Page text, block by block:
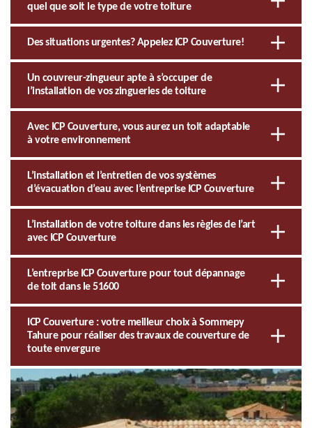
quel que soit le type de votre toiture
Des situations urgentes? Appelez ICP Couverture!
Un couvreur-zingueur apte à s’occuper de
l’installation de vos zingueries de toiture
Avec ICP Couverture, vous aurez un toit adaptable
à votre environnement
L’installation et l’entretien de vos systèmes
d’évacuation d’eau avec l’entreprise ICP Couverture
L’installation de votre toiture dans les règles de l’art
avec ICP Couverture
L’entreprise ICP Couverture pour tout dépannage
de toit dans le 51600
ICP Couverture : votre meilleur choix à Sommepy
Tahure pour réaliser des travaux de couverture de
toute envergure